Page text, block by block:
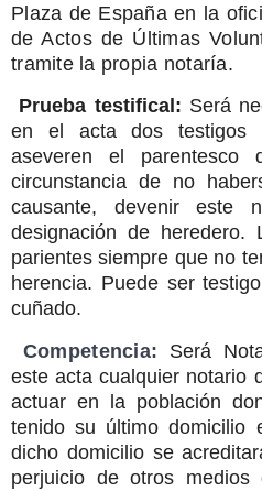
Plaza de España en la
de Actos de Últimas
tramite la propia notaría.
Prueba testifical: Será
en el acta dos testigos
aseveren el
circunstancia de no
causante, devenir este
designación de heredero.
parientes siempre que no
herencia. Puede ser
cuñado.
Competencia: Será
este acta cualquier notario
actuar en la población
tenido su último domicilio
dicho domicilio se
perjuicio de otros medios